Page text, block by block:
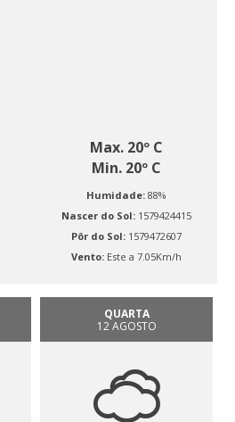
Max. 20º C
Min. 20º C
Humidade: 88%
Nascer do Sol: 1579424415
Pôr do Sol: 1579472607
Vento: Este a 7.05Km/h
QUARTA
12 AGOSTO